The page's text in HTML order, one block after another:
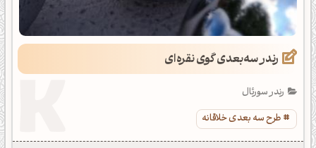
رندر سه‌بعدی گوی نقره‌ای
رندر سورئال
طرح سه بعدی خلاقانه